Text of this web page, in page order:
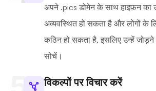
अपने .pics डोमेन के साथ हाइफ़न का
अव्यवस्थित हो सकता है और लोगों के
कठिन हो सकता है, इसलिए उन्हें
सोचें।
विकल्पों पर विचार करें